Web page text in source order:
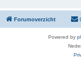
Forumoverzicht
Powered by